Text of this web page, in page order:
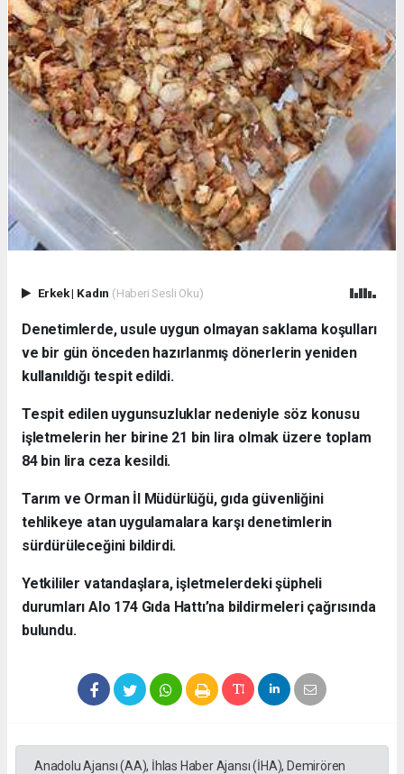
Erkek| Kadın (Haberi Sesli Oku)
Denetimlerde, usule uygun olmayan saklama koşulları
ve bir gün önceden hazırlanmış dönerlerin yeniden
kullanıldığı tespit edildi.
Tespit edilen uygunsuzluklar nedeniyle söz konusu
işletmelerin her birine 21 bin lira olmak üzere toplam
84 bin lira ceza kesildi.
Tarım ve Orman İl Müdürlüğü, gıda güvenliğini
tehlikeye atan uygulamalara karşı denetimlerin
sürdürüleceğini bildirdi.
Yetkililer vatandaşlara, işletmelerdeki şüpheli
durumları Alo 174 Gıda Hattı’na bildirmeleri çağrısında
bulundu.
Anadolu Ajansı (AA), İhlas Haber Ajansı (İHA), Demirören